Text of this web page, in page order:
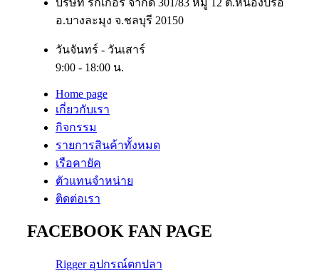
บริษัท ริกเกอร์ จำกัด 301/83 หมู่ 12 ต.หนองปรือ
อ.บางละมุง จ.ชลบุรี 20150
วันจันทร์ - วันเสาร์
9:00 - 18:00 น.
Home page
เกี่ยวกับเรา
กิจกรรม
รายการสินค้าทั้งหมด
เรือคายัค
ตัวแทนจำหน่าย
ติดต่อเรา
FACEBOOK FAN PAGE
Rigger อุปกรณ์ตกปลา